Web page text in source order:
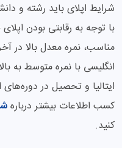
شرایط اپلای باید رشته و
با توجه به رقابتی بودن
مناسب، نمره معدل بالا در
انگلیسی با نمره متوسط به
ایتالیا و تحصیل در
کسب اطلاعات بیشتر درباره
کنید.